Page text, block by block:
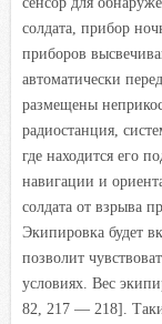
солдата, прибор
приборов
автоматически
размещены
радиостанция,
где находится его
навигации и
солдата от взрыва
Экипировка будет
позволит
условиях. Вес
82, 217 — 218].